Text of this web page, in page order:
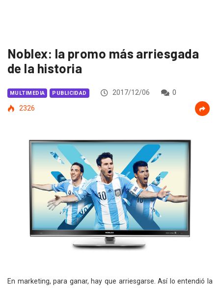
Noblex: la promo más arriesgada
de la historia
MULTIMEDIA PUBLICIDAD 2017/12/06
0
2326
En marketing, para ganar, hay que arriesgarse. Así lo entendió la